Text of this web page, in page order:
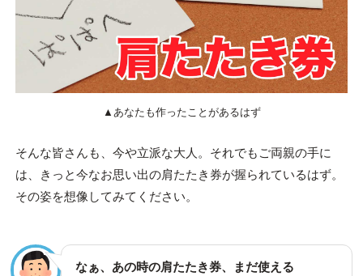
▲あなたも作ったことがあるはず
そんな皆さんも、今や立派な大人。それでもご両親の手に
は、きっと今なお思い出の肩たたき券が握られているはず。
その姿を想像してみてください。
なぁ、あの時の肩たたき券、まだ使える